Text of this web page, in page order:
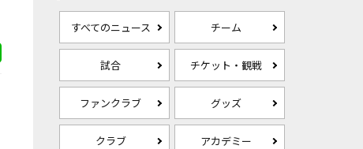
すべてのニュース チーム
試合 チケット・観戦
ファンクラブ グッズ
クラブ アカデミー